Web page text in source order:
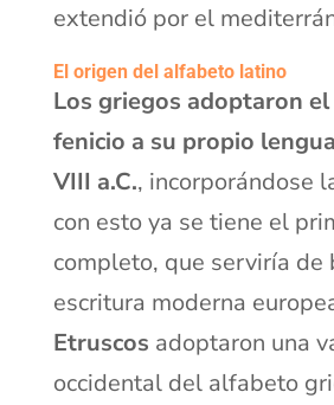
extendió por el
El origen del alfabeto latino
Los griegos adoptaron
fenicio a su propio
VIII a.C., incorporándose
con esto ya se tiene el
completo, que serviría de
escritura moderna
Etruscos adoptaron una
occidental del alfabeto